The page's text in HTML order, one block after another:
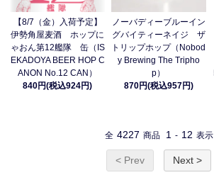
【8/7（金）入荷予定】
伊勢角屋麦酒 ホップに
ゃおん第12艦隊 缶（IS
EKADOYA BEER HOP C
ANON No.12 CAN）
840円(税込924円)
ノーバディーブルーイン
グバイティーネイジ ザ
トリップホップ（Nobod
y Brewing The Tripho
p）
870円(税込957円)
全 4227 商品 1 - 12 表示
< Prev Next >